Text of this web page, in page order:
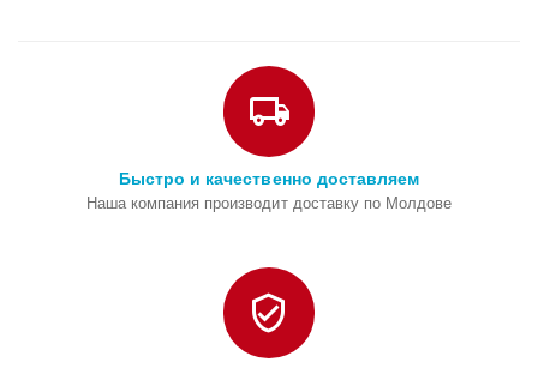
Быстро и качественно доставляем
Наша компания производит доставку по Молдове